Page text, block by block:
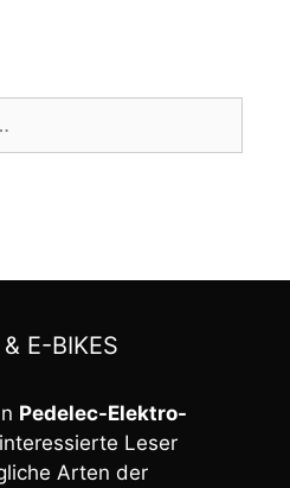
E-BIKES
Pedelec-Elektro-
Leser
Arten der